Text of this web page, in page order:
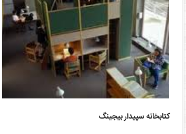
کتابخانه سپیدار بیجینگ